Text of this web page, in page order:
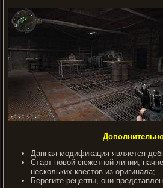
Данная модификация является
Старт новой сюжетной линии,
нескольких квестов из оригинала;
Берегите рецепты, они